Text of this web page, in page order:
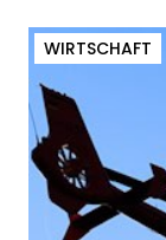
WIRTSCHAFT